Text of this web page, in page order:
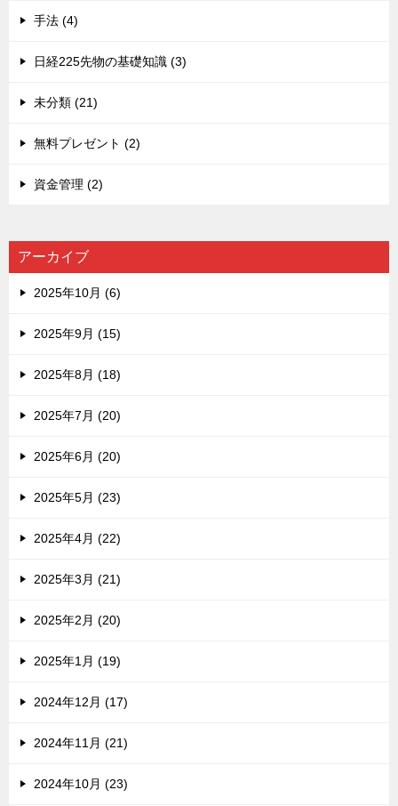
手法 (4)
日経225先物の基礎知識 (3)
未分類 (21)
無料プレゼント (2)
資金管理 (2)
アーカイブ
2025年10月 (6)
2025年9月 (15)
2025年8月 (18)
2025年7月 (20)
2025年6月 (20)
2025年5月 (23)
2025年4月 (22)
2025年3月 (21)
2025年2月 (20)
2025年1月 (19)
2024年12月 (17)
2024年11月 (21)
2024年10月 (23)